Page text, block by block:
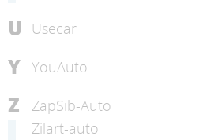
U Usecar
Y YouAuto
Z
ZapSib-Auto
Zilart-auto